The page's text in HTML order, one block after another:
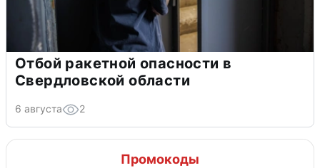
Отбой ракетной опасности в
Свердловской области
6 августа 2
Промокоды